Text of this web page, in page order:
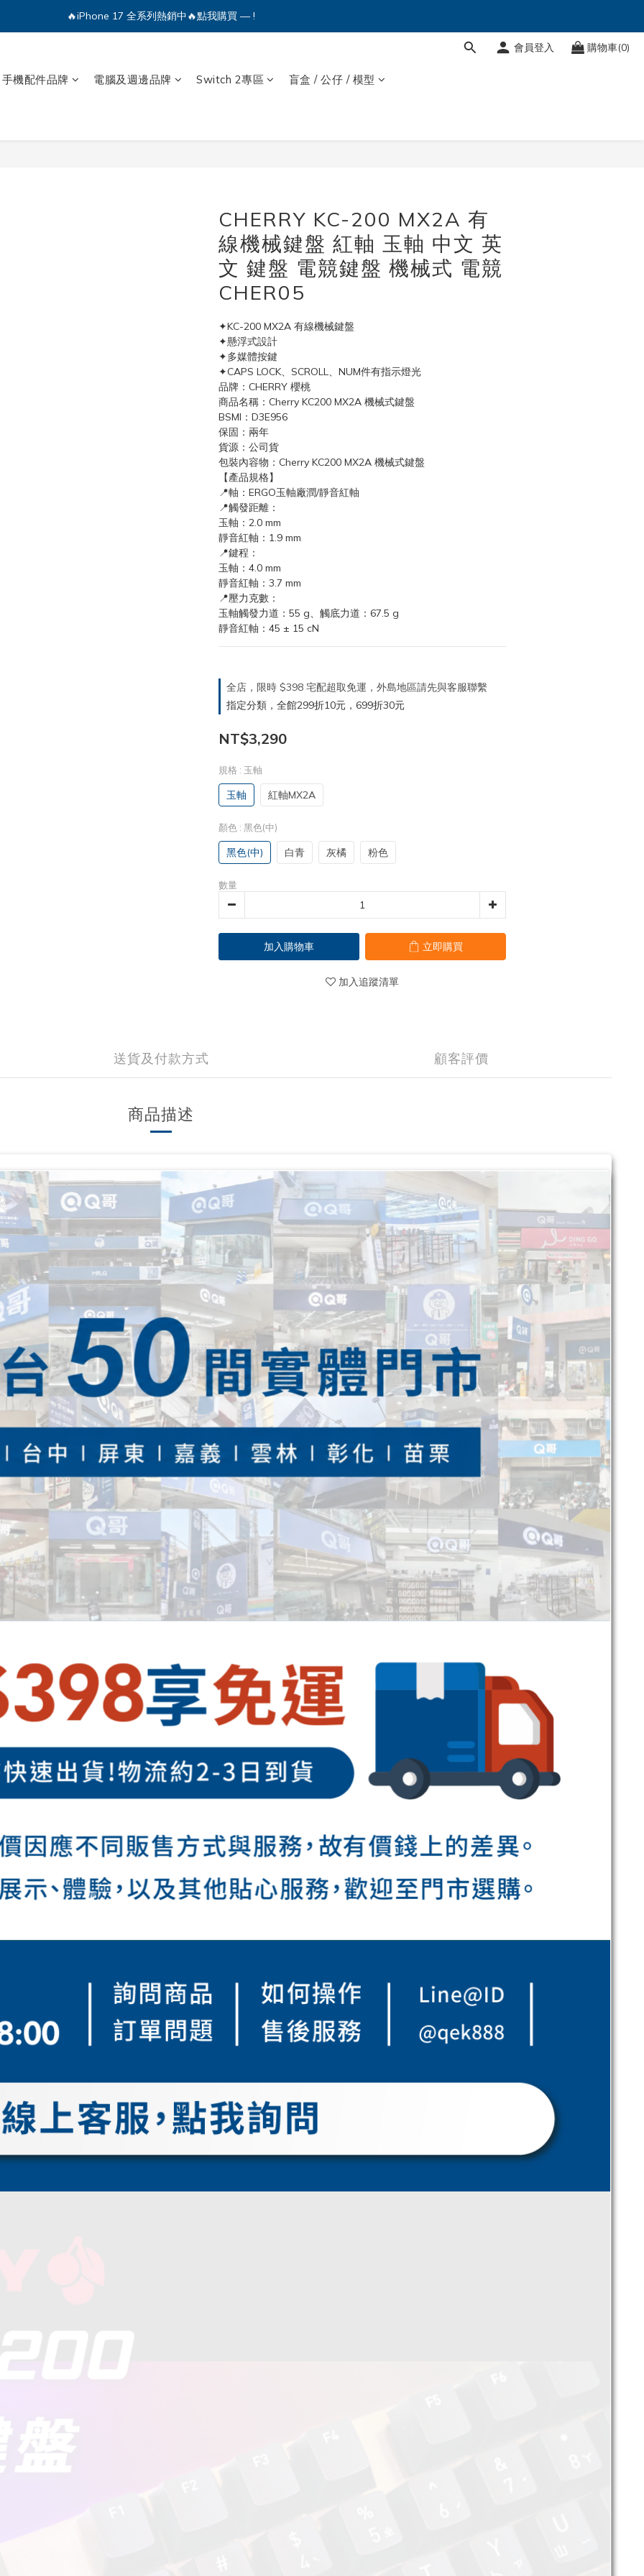
🔥iPhone 17 全系列熱銷中🔥點我購買 — !
💕加入Q哥 Line 新好友領優惠券！🎫
會員登入 購物車(0)
手機配件品牌 電腦及週邊品牌 Switch 2專區 盲盒 / 公仔 / 模型
CHERRY KC-200 MX2A 有
線機械鍵盤 紅軸 玉軸 中文 英
文 鍵盤 電競鍵盤 機械式 電競
CHER05
✦KC-200 MX2A 有線機械鍵盤
✦懸浮式設計
✦多媒體按鍵
✦CAPS LOCK、SCROLL、NUM件有指示燈光
品牌：CHERRY 櫻桃
商品名稱：Cherry KC200 MX2A 機械式鍵盤
BSMI：D3E956
保固：兩年
貨源：公司貨
包裝內容物：Cherry KC200 MX2A 機械式鍵盤
【產品規格】
📍軸：ERGO玉軸廠潤/靜音紅軸
📍觸發距離：
玉軸：2.0 mm
靜音紅軸：1.9 mm
📍鍵程：
玉軸：4.0 mm
靜音紅軸：3.7 mm
📍壓力克數：
玉軸觸發力道：55 g、觸底力道：67.5 g
靜音紅軸：45 ± 15 cN
全店，限時 $398 宅配超取免運，外島地區請先與客服聯繫
指定分類，全館299折10元，699折30元
NT$3,290
規格 : 玉軸
玉軸 紅軸MX2A
顏色 : 黑色(中)
黑色(中) 白青 灰橘 粉色
數量
加入購物車 立即購買
加入追蹤清單
送貨及付款方式 顧客評價
商品描述